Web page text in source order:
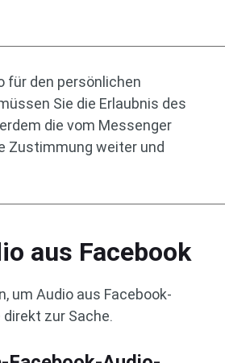
für den persönlichen
Sie die Erlaubnis des
die vom Messenger
Zustimmung weiter und
aus Facebook
um Audio aus Facebook-
zur Sache.